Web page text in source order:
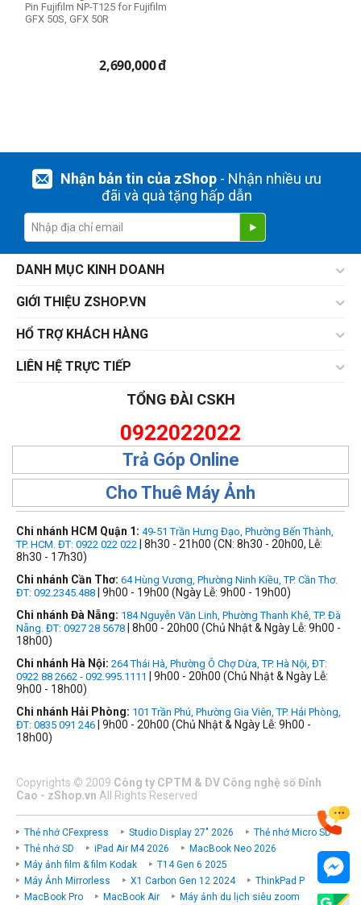
Pin Fujifilm NP-T125 for Fujifilm
GFX 50S, GFX 50R
2,690,000đ
Nhận bản tin của zShop- Nhận nhiều ưu
đãi và quà tặng hấp dẫn
DANH MỤC KINH DOANH
GIỚI THIỆU ZSHOP.VN
HỔ TRỢ KHÁCH HÀNG
LIÊN HỆ TRỰC TIẾP
TỔNG ĐÀI CSKH
0922022022
Trả Góp Online
Cho Thuê Máy Ảnh
Chi nhánh HCM Quận 1: 49-51 Trần Hưng Đạo, Phường Bến Thành,
TP. HCM. ĐT: 0922 022 022 | 8h30 - 21h00 (CN: 8h30 - 20h00, Lễ:
8h30 - 17h30)
Chi nhánh Cần Thơ: 64 Hùng Vương, Phường Ninh Kiều, TP. Cần Thơ.
ĐT: 092.2345.488 | 9h00 - 19h00 (Ngày Lễ: 9h00 - 19h00)
Chi nhánh Đà Nẵng: 184 Nguyễn Văn Linh, Phường Thanh Khê, TP. Đà
Nẵng. ĐT: 0927 28 5678 | 8h00 - 20h00 (Chủ Nhật & Ngày Lễ: 9h00 -
18h00)
Chi nhánh Hà Nội: 264 Thái Hà, Phường Ô Chợ Dừa, TP. Hà Nội, ĐT:
0922 88 2662 - 092.995.1111
| 9h00 - 20h00 (Chủ Nhật & Ngày Lễ:
9h00 - 18h00)
Chi nhánh Hải Phòng: 101 Trần Phú, Phường Gia Viên, TP. Hải Phòng,
ĐT: 0835 091 246 | 9h00 - 20h00 (Chủ Nhật & Ngày Lễ: 9h00 -
18h00)
Copyrights © 2009 Công ty CPTM & DV Công nghệ số Đỉnh
Cao - zShop.vn All Rights Reserved
Thẻ nhớ CFexpress Studio Display 27" 2026
Thẻ nhớ Micro SD
Thẻ nhớ SD
iPad Air M4 2026
MacBook Neo 2026
Máy ảnh film & film Kodak
T14 Gen 6 2025
Máy Ảnh Mirrorless
X1 Carbon Gen 12 2024
ThinkPad P
MacBook Pro
MacBook Air Máy ảnh du lịch siêu zoom